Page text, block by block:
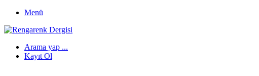
Menü
Arama yap ...
Kayıt Ol